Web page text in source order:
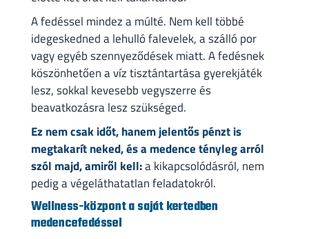
A fedéssel mindez a múlté. Nem kell többé
idegeskedned a lehulló falevelek, a szálló por
vagy egyéb szennyeződések miatt. A fedésnek
köszönhetően a víz tisztántartása gyerekjáték
lesz, sokkal kevesebb vegyszerre és
beavatkozásra lesz szükséged.
Ez nem csak időt, hanem jelentős pénzt is
megtakarít neked, és a medence tényleg arról
szól majd, amiről kell:a kikapcsolódásról, nem
pedig a végeláthatatlan feladatokról.
Wellness-központ a saját kertedben
medencefedéssel